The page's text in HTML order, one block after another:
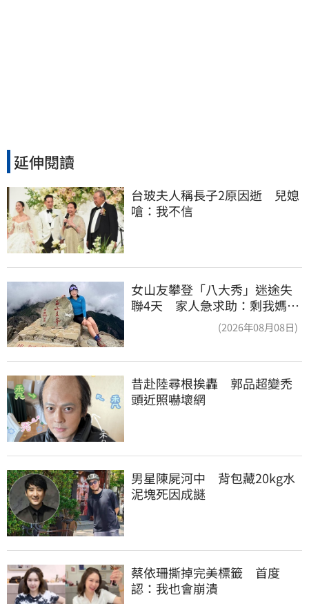
延伸閱讀
台玻夫人稱長子2原因逝　兒媳
嗆：我不信
女山友攀登「八大秀」迷途失
聯4天 家人急求助：剩我媽還
(2026年08月08日)
昔赴陸尋根挨轟　郭品超變禿
頭近照嚇壞網
男星陳屍河中　背包藏20kg水
泥塊死因成謎
蔡依珊撕掉完美標籤　首度
認：我也會崩潰